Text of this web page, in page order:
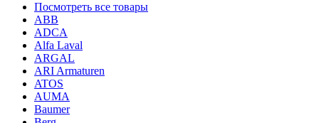
Посмотреть все товары
ABB
ADCA
Alfa Laval
ARGAL
ARI Armaturen
ATOS
AUMA
Baumer